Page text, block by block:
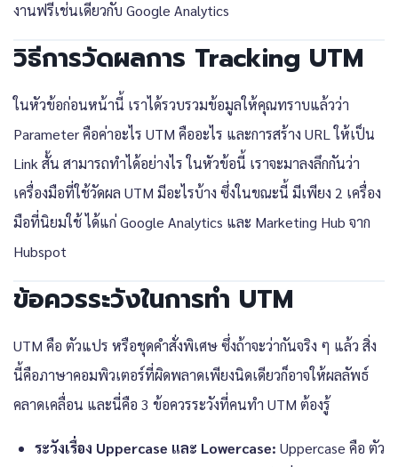
งานฟรีเช่นเดียวกับ Google Analytics
วิธีการวัดผลการ Tracking UTM
ในหัวข้อก่อนหน้านี้ เราได้รวบรวมข้อมูลให้คุณทราบแล้วว่า
Parameter คือค่าอะไร UTM คืออะไร และการสร้าง URL ให้เป็น
Link สั้น สามารถทำได้อย่างไร ในหัวข้อนี้ เราจะมาลงลึกกันว่า
เครื่องมือที่ใช้วัดผล UTM มีอะไรบ้าง ซึ่งในขณะนี้ มีเพียง 2 เครื่อง
มือที่นิยมใช้ ได้แก่ Google Analytics และ Marketing Hub จาก
Hubspot
ข้อควรระวังในการทำ UTM
UTM คือ ตัวแปร หรือชุดคำสั่งพิเศษ ซึ่งถ้าจะว่ากันจริง ๆ แล้ว สิ่ง
นี้คือภาษาคอมพิวเตอร์ที่ผิดพลาดเพียงนิดเดียวก็อาจให้ผลลัพธ์
คลาดเคลื่อน และนี่คือ 3 ข้อควรระวังที่คนทำ UTM ต้องรู้
ระวังเรื่อง Uppercase และ Lowercase: Uppercase คือ ตัว